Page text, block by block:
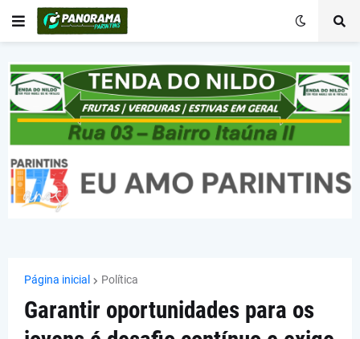
Página inicial Política
Garantir oportunidades para os